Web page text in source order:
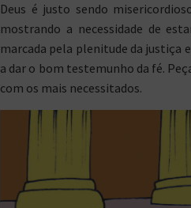
Deus é justo sendo
mostrando a necessidade de
marcada pela plenitude da justiça
a dar o bom testemunho da fé.
com os mais necessitados.